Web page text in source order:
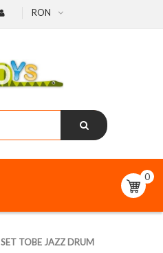
RON
0
SET TOBE JAZZ DRUM